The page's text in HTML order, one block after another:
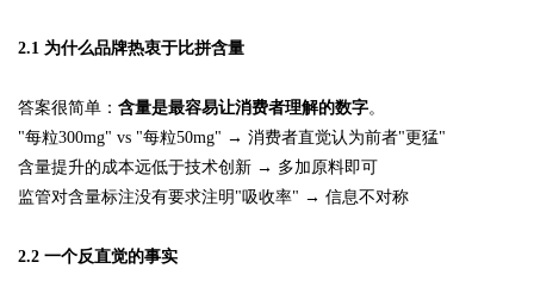
2.1 为什么品牌热衷于比拼含量
答案很简单： 含量是最容易让消费者理解的数字。
"每粒300mg" vs "每粒50mg" → 消费者直觉认为前者"更猛"
含量提升的成本远低于技术创新 → 多加原料即可
监管对含量标注没有要求注明"吸收率" → 信息不对称
2.2 一个反直觉的事实